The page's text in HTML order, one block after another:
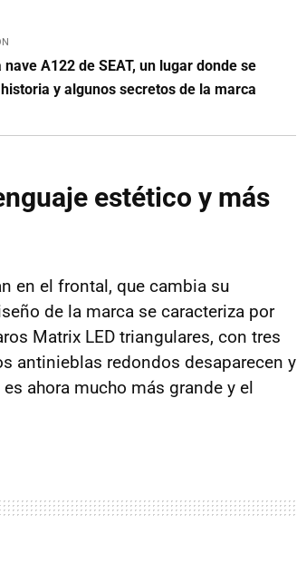
A122 de SEAT, un lugar donde se
y algunos secretos de la marca
estético y más
en el frontal, que cambia su
de la marca se caracteriza por
Matrix LED triangulares, con tres
antinieblas redondos desaparecen y
ahora mucho más grande y el